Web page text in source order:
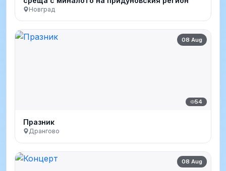
Новград
08 Aug
54
Празник
Дрангово
08 Aug